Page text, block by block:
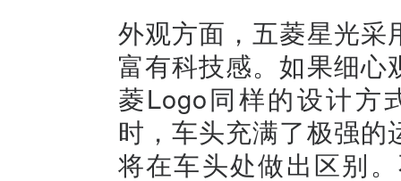
外观方面，五菱星光
富有科技感。如果细
菱Logo同样的设计方
时，车头充满了极强
将在车头处做出区别